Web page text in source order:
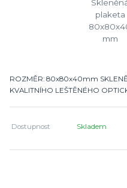
ROZMĚR: 80x80x40mm
KVALITNÍHO LEŠTĚNÉHO
Dostupnost Skladem